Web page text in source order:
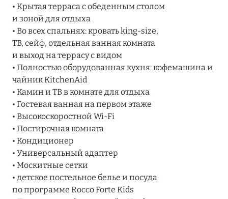
04 апреля 2025
ATLANTIS THE PALM: НОВЫЙ ПАКЕТ
НАПИТКОВ ДЛЯ HB И FB
Подробнее
13 февраля 2025
MANDARIN ORIENTAL JUMEIRA, DUBAI:
СКИДКИ ДО 30 % ОТ СУММЫ КОНТРАКТА НА
РАЗМЕЩЕНИЕ ВЕСНОЙ
Подробнее
11 декабря 2024
• Крытая терраса с обеденным столом
и зоной для отдыха
• Во всех спальнях: кровать king-size,
ТВ, сейф, отдельная ванная комната
и выход на террасу с видом
• Полностью оборудованная кухня: кофемашина и
чайник KitchenAid
• Камин и ТВ в комнате для отдыха
• Гостевая ванная на первом этаже
• Высокоскоростной Wi-Fi
• Постирочная комната
• Кондиционер
• Универсальный адаптер
• Москитные сетки
• детское постельное белье и посуда
по программе Rocco Forte Kids